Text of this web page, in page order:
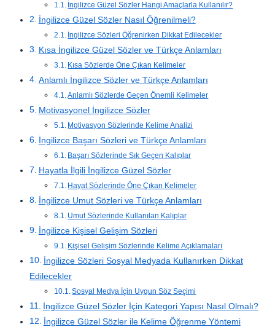
İngilizce Güzel Sözler Hangi Amaçlarla Kullanılır?
İngilizce Güzel Sözler Nasıl Öğrenilmeli?
İngilizce Sözleri Öğrenirken Dikkat Edilecekler
Kısa İngilizce Güzel Sözler ve Türkçe Anlamları
Kısa Sözlerde Öne Çıkan Kelimeler
Anlamlı İngilizce Sözler ve Türkçe Anlamları
Anlamlı Sözlerde Geçen Önemli Kelimeler
Motivasyonel İngilizce Sözler
Motivasyon Sözlerinde Kelime Analizi
İngilizce Başarı Sözleri ve Türkçe Anlamları
Başarı Sözlerinde Sık Geçen Kalıplar
Hayatla İlgili İngilizce Güzel Sözler
Hayat Sözlerinde Öne Çıkan Kelimeler
İngilizce Umut Sözleri ve Türkçe Anlamları
Umut Sözlerinde Kullanılan Kalıplar
İngilizce Kişisel Gelişim Sözleri
Kişisel Gelişim Sözlerinde Kelime Açıklamaları
İngilizce Sözleri Sosyal Medyada Kullanırken Dikkat
Edilecekler
Sosyal Medya İçin Uygun Söz Seçimi
İngilizce Güzel Sözler İçin Kategori Yapısı Nasıl Olmalı?
İngilizce Güzel Sözler ile Kelime Öğrenme Yöntemi